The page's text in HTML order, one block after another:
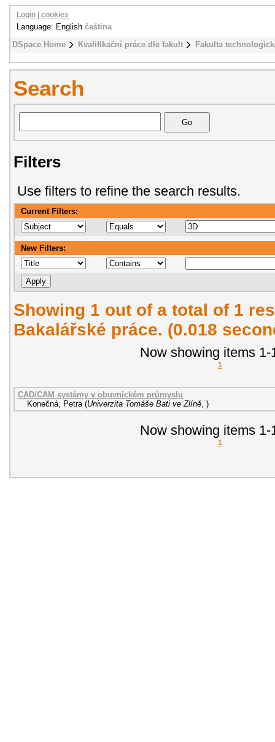
DSpace Home Kvalifikační práce dle fakult Fakulta
Login cookies
Language: English čeština
Search
Filters
Use filters to refine the search results.
Current Filters:
New Filters:
Showing 1 out of a total of 1
Bakalářské práce. (0.018
Now showing items 1-
1
CAD/CAM systémy v obuvnickém průmyslu
Konečná, Petra (Univerzita Tomáše Bati ve Zlíně, )
Now showing items 1-
1